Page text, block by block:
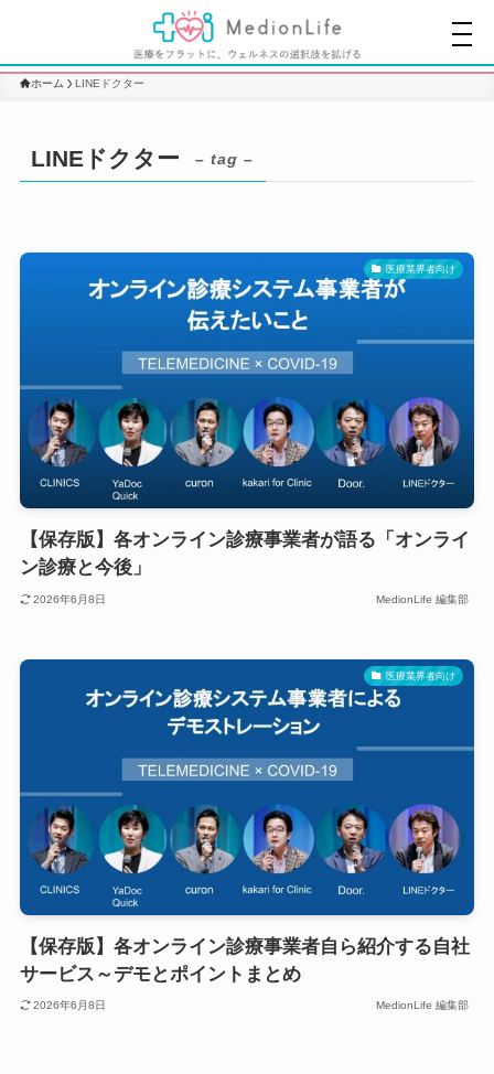
ホーム LINEドクター
LINEドクター – tag –
医療業界者向け
【保存版】各オンライン診療事業者が語る「オンライ
ン診療と今後」
2026年6月8日 MedionLife 編集部
医療業界者向け
【保存版】各オンライン診療事業者自ら紹介する自社
サービス～デモとポイントまとめ
2026年6月8日 MedionLife 編集部